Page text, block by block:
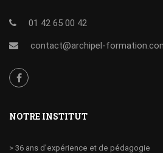
01 42 65 00 42
contact@archipel-
NOTRE INSTITUT
> 36 ans d’expérience et de pédagogie